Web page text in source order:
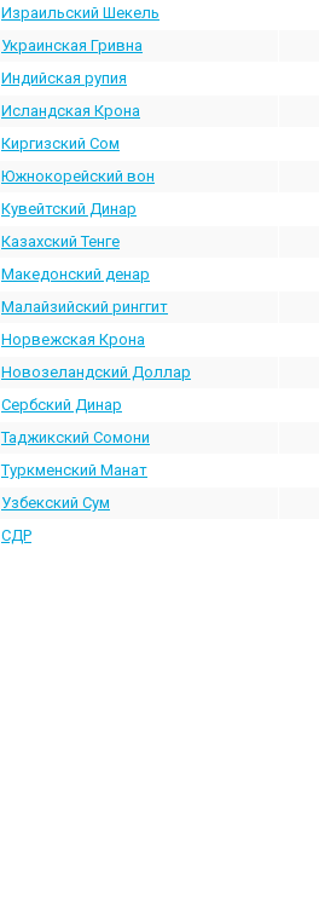
Израильский Шекель
Украинская Гривна
Индийская pупия
Исландская Крона
Киргизский Сом
Южнокорейский вон
Кувейтский Динар
Казахский Тенге
Македонский денар
Малайзийский ринггит
Норвежская Крона
Новозеландский Доллар
Сербский Динар
Таджикский Сомони
Туркменский Манат
Узбекский Сум
СДР